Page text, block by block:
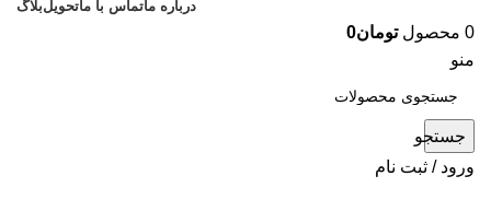
درباره ماتماس با ماتحویلبلاگ
0 محصول تومان0
منو
جستجو
ورود / ثبت نام